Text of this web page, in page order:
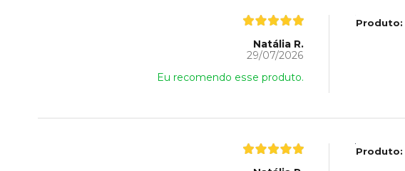
Natália R.
29/07/2026
Eu recomendo esse produto.
Produto:
Produto: